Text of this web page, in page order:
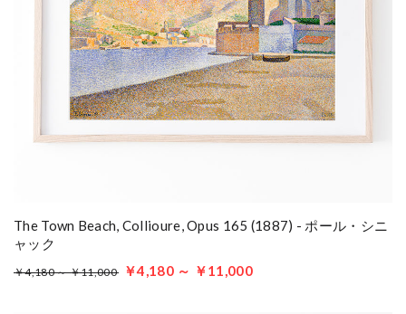
The Town Beach, Collioure, Opus 165 (1887) - ポール・シニ
ャック
￥4,180 ～ ￥11,000 ￥4,180 ～ ￥11,000